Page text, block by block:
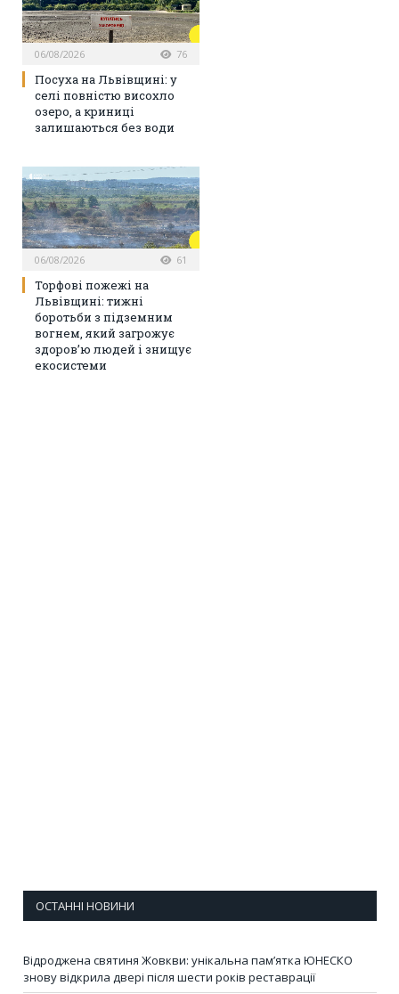
06/08/2026 76
Посуха на Львівщині: у
селі повністю висохло
озеро, а криниці
залишаються без води
06/08/2026 61
Торфові пожежі на
Львівщині: тижні
боротьби з підземним
вогнем, який загрожує
здоров’ю людей і знищує
екосистеми
ОСТАННІ НОВИНИ
Відроджена святиня Жовкви: унікальна пам’ятка ЮНЕСКО
знову відкрила двері після шести років реставрації